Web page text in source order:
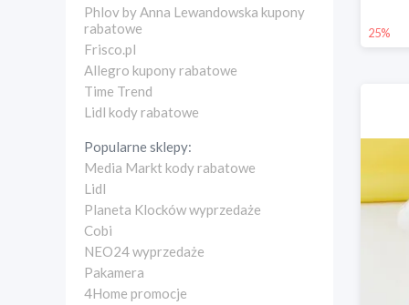
Phlov by Anna Lewandowska kupony
rabatowe
Frisco.pl
Allegro kupony rabatowe
Time Trend
Lidl kody rabatowe
Popularne sklepy:
Media Markt kody rabatowe
Lidl
Planeta Klocków wyprzedaże
Cobi
NEO24 wyprzedaże
Pakamera
4Home promocje
25%